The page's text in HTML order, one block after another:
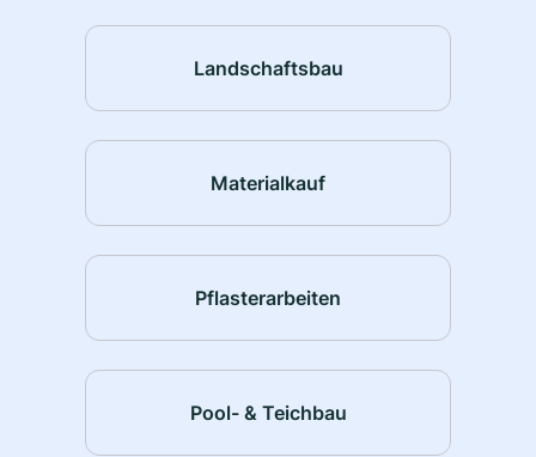
Landschaftsbau
Materialkauf
Pflasterarbeiten
Pool- & Teichbau